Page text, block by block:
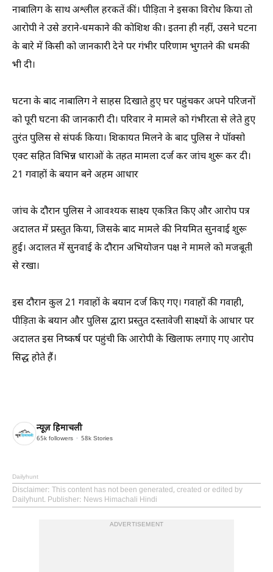
नाबालिग के साथ अश्लील हरकतें कीं। पीड़िता ने इसका विरोध किया तो
आरोपी ने उसे डराने-धमकाने की कोशिश की। इतना ही नहीं, उसने घटना
के बारे में किसी को जानकारी देने पर गंभीर परिणाम भुगतने की धमकी
भी दी।
घटना के बाद नाबालिग ने साहस दिखाते हुए घर पहुंचकर अपने परिजनों
को पूरी घटना की जानकारी दी। परिवार ने मामले को गंभीरता से लेते हुए
तुरंत पुलिस से संपर्क किया। शिकायत मिलने के बाद पुलिस ने पॉक्सो
एक्ट सहित विभिन्न धाराओं के तहत मामला दर्ज कर जांच शुरू कर दी।
21 गवाहों के बयान बने अहम आधार
जांच के दौरान पुलिस ने आवश्यक साक्ष्य एकत्रित किए और आरोप पत्र
अदालत में प्रस्तुत किया, जिसके बाद मामले की नियमित सुनवाई शुरू
हुई। अदालत में सुनवाई के दौरान अभियोजन पक्ष ने मामले को मजबूती
से रखा।
इस दौरान कुल 21 गवाहों के बयान दर्ज किए गए। गवाहों की गवाही,
पीड़िता के बयान और पुलिस द्वारा प्रस्तुत दस्तावेजी साक्ष्यों के आधार पर
अदालत इस निष्कर्ष पर पहुंची कि आरोपी के खिलाफ लगाए गए आरोप
सिद्ध होते हैं।
न्यूज़ हिमाचली
65k followers 58k Stories
Dailyhunt
Disclaimer: This content has not been generated, created or edited by
Dailyhunt. Publisher: News Himachali Hindi
ADVERTISEMENT